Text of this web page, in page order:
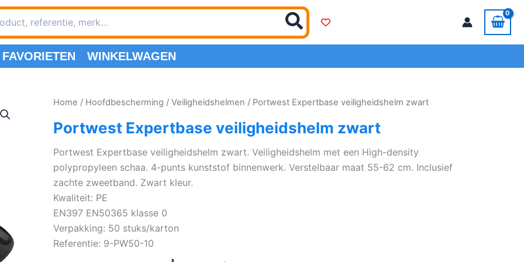
FAVORIETEN WINKELWAGEN
Home / Hoofdbescherming / Veiligheidshelmen / Portwest Expertbase veiligheidshelm zwart
Portwest Expertbase veiligheidshelm zwart
Portwest Expertbase veiligheidshelm zwart. Veiligheidshelm met een High-density
polypropyleen schaa. 4-punts kunststof binnenwerk. Verstelbaar maat 55-62 cm. Inclusief
zachte zweetband. Zwart kleur.
Kwaliteit: PE
EN397 EN50365 klasse 0
Verpakking: 50 stuks/karton
Referentie: 9-PW50-10